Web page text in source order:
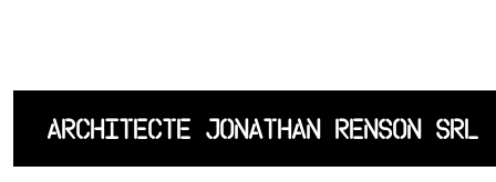
LISTE DES
ARCHITECTES
ARCHITECTE JONATHAN RENSON SRL